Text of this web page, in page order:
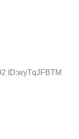
ID:wyTqJFBTM